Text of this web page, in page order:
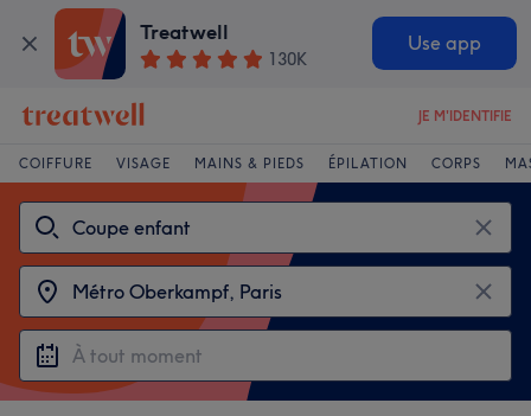
Treatwell
130K
Use app
JE M'IDENTIFIE
COIFFURE VISAGE MAINS & PIEDS ÉPILATION CORPS